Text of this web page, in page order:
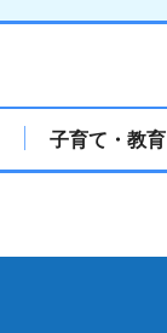
子育て・教育